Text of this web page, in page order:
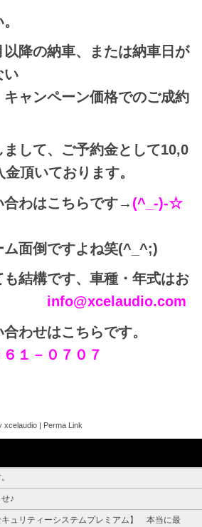
以降の納車、または納車日が
い
ャンペーン価格でのご成約
まして、ご予約金として10,0
金頂いております。
合わはこちらです→ (^_-)-☆
ム面倒ですよね笑(^_^;)
結構です、車種・年式はお
♪ info@xcelaudio.com
い合わせはこちらです。
１－０７０７
xcelaudio | Perma Link
♪
キュリティーシステムプレミアム】 本当に最